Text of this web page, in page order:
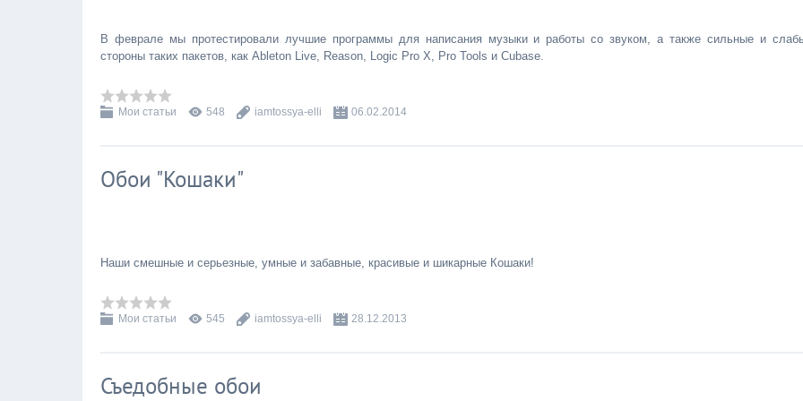
В феврале мы протестировали лучшие программы для написания музыки и работы со звуком, а также сильные и
стороны таких пакетов, как Ableton Live, Reason, Logic Pro X, Pro Tools и Cubase.
Мои статьи 548 iamtossya-elli 06.02.2014
Обои "Кошаки"
Наши смешные и серьезные, умные и забавные, красивые и шикарные Кошаки!
Мои статьи 545 iamtossya-elli 28.12.2013
Съедобные обои